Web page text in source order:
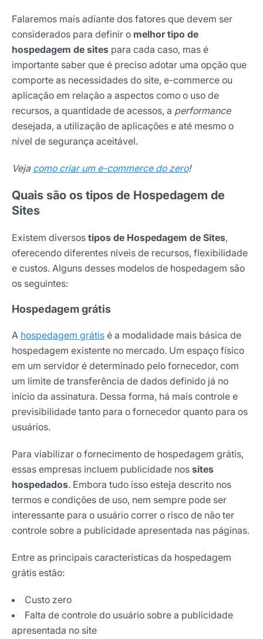
Falaremos mais adiante dos fatores que devem ser
considerados para definir o melhor tipo de
hospedagem de sites para cada caso, mas é
importante saber que é preciso adotar uma opção que
comporte as necessidades do site, e-commerce ou
aplicação em relação a aspectos como o uso de
recursos, a quantidade de acessos, a performance
desejada, a utilização de aplicações e até mesmo o
nível de segurança aceitável.
Veja como criar um e-commerce do zero!
Quais são os tipos de Hospedagem de
Sites
Existem diversos tipos de Hospedagem de Sites,
oferecendo diferentes níveis de recursos, flexibilidade
e custos. Alguns desses modelos de hospedagem são
os seguintes:
Hospedagem grátis
A hospedagem grátis é a modalidade mais básica de
hospedagem existente no mercado. Um espaço físico
em um servidor é determinado pelo fornecedor, com
um limite de transferência de dados definido já no
início da assinatura. Dessa forma, há mais controle e
previsibilidade tanto para o fornecedor quanto para os
usuários.
Para viabilizar o fornecimento de hospedagem grátis,
essas empresas incluem publicidade nos sites
hospedados. Embora tudo isso esteja descrito nos
termos e condições de uso, nem sempre pode ser
interessante para o usuário correr o risco de não ter
controle sobre a publicidade apresentada nas páginas.
Entre as principais características da hospedagem
grátis estão:
Custo zero
Falta de controle do usuário sobre a publicidade
apresentada no site